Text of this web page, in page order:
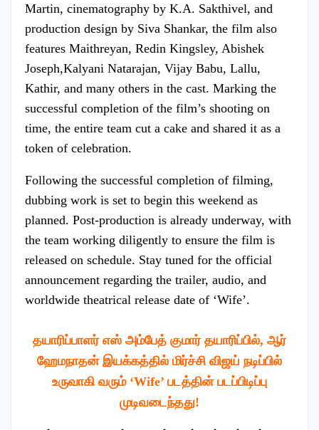
Martin, cinematography by K.A. Sakthivel, and
production design by Siva Shankar, the film also
features Maithreyan, Redin Kingsley, Abishek
Joseph,Kalyani Natarajan, Vijay Babu, Lallu,
Kathir, and many others in the cast. Marking the
successful completion of the film’s shooting on
time, the entire team cut a cake and shared it as a
token of celebration.
Following the successful completion of filming,
dubbing work is set to begin this weekend as
planned. Post-production is already underway, with
the team working diligently to ensure the film is
released on schedule. Stay tuned for the official
announcement regarding the trailer, audio, and
worldwide theatrical release date of ‘Wife’.
தயாரிப்பாளர் எஸ் அம்பேத் குமார் தயாரிப்பில், ஆர்
ஹேமநாதன் இயக்கத்தில் மிர்ச்சி விஜய் நடிப்பில்
உருவாகி வரும் ‘Wife’ படத்தின் படப்பிடிப்பு
முடிவடைந்தது!